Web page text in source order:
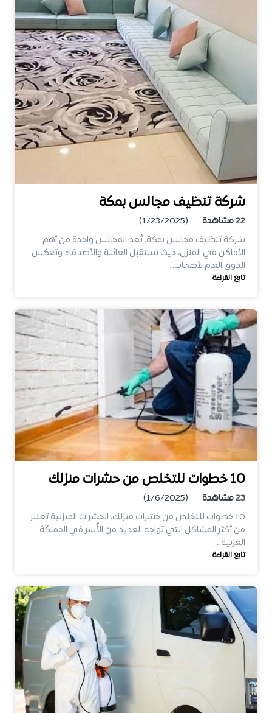
شركة تنظيف مجالس بمكة
22مشاهدة
(1/23/2025)
شركة تنظيف مجالس بمكة، تُعد المجالس واحدة من أهم
الأماكن في المنزل، حيث تستقبل العائلة والأصدقاء وتعكس
الذوق العام لأصحاب…
تابع القراءة
10 خطوات للتخلص من حشرات منزلك
23مشاهدة
(1/6/2025)
10 خطوات للتخلص من حشرات منزلك، الحشرات المنزلية تعتبر
من أكثر المشاكل التي تواجه العديد من الأُسر في المملكة
العربية…
تابع القراءة